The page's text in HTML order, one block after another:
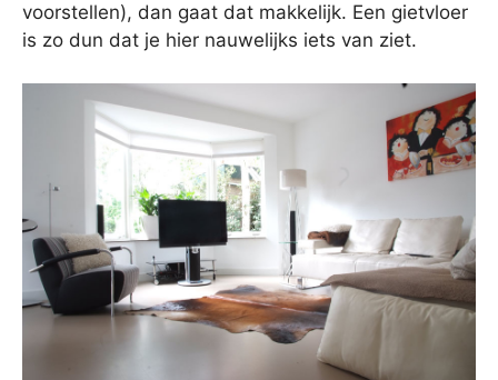
voorstellen), dan gaat dat makkelijk. Een gietvloer
is zo dun dat je hier nauwelijks iets van ziet.